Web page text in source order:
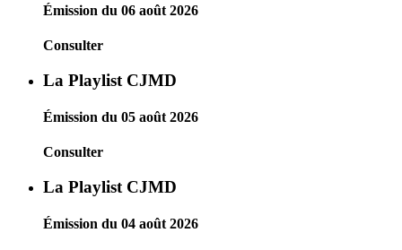
Émission du 06 août 2026
Consulter
La Playlist CJMD
Émission du 05 août 2026
Consulter
La Playlist CJMD
Émission du 04 août 2026